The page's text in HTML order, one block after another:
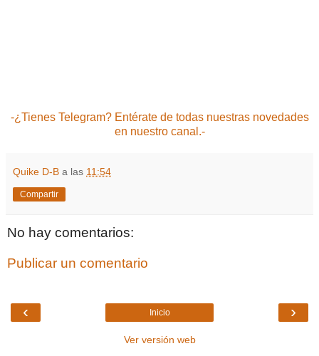
-¿Tienes Telegram? Entérate de todas nuestras novedades
en nuestro canal.-
Quike D-B a las 11:54
Compartir
No hay comentarios:
Publicar un comentario
‹ ›
Inicio
Ver versión web